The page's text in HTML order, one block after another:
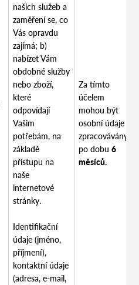
našich služeb a
zaměření se, co
Vás opravdu
zajímá; b)
nabízet Vám
obdobné služby
nebo zboží,
které
odpovídají
Vašim
potřebám, na
základě
přístupu na
naše
internetové
stránky.
Identifikační
údaje (jméno,
příjmení),
kontaktní údaje
(adresa, e-mail,
Za tímto
účelem
mohou být
osobní údaje
zpracovávány
po dobu6
měsíců.